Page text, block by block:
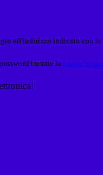
all'indirizzo indicato con le
tramite la Login